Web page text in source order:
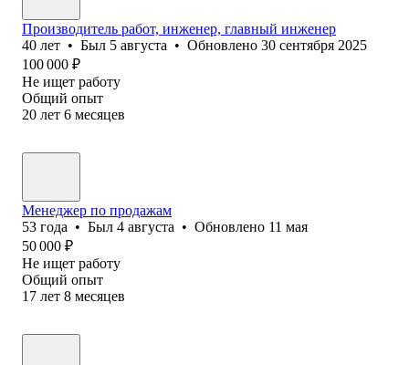
Производитель работ, инженер, главный инженер
40 лет • Был 5 августа • Обновлено 30 сентября 2025
100 000 ₽
Не ищет работу
Общий опыт
20 лет 6 месяцев
Менеджер по продажам
53 года • Был 4 августа • Обновлено 11 мая
50 000 ₽
Не ищет работу
Общий опыт
17 лет 8 месяцев